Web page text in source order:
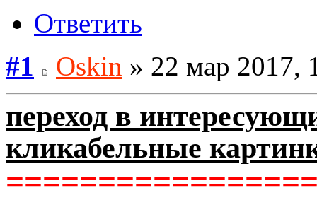
Ответить
#1
Oskin » 22 мар 2017,
переход в
кликабельные